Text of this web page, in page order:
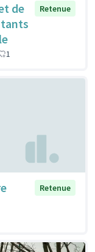
de
Retenue
1
Retenue